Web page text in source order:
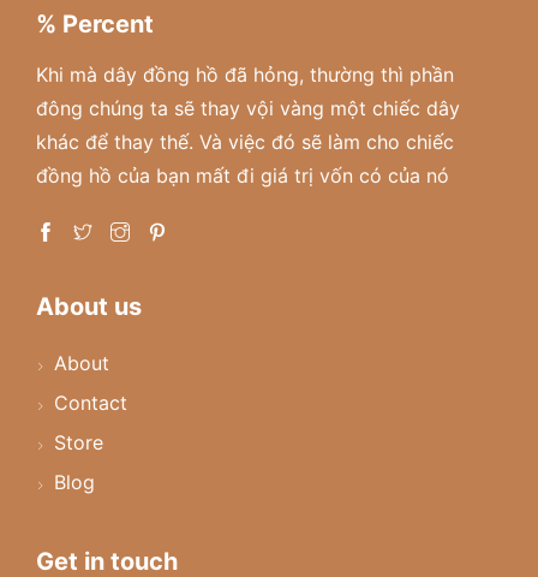
% Percent
Khi mà dây đồng hồ đã hỏng, thường thì phần
đông chúng ta sẽ thay vội vàng một chiếc dây
khác để thay thế. Và việc đó sẽ làm cho chiếc
đồng hồ của bạn mất đi giá trị vốn có của nó
About us
About
Contact
Store
Blog
Get in touch